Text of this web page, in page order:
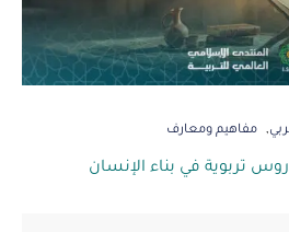
مفاهيم ومعارف
تربوية في بناء الإنسان